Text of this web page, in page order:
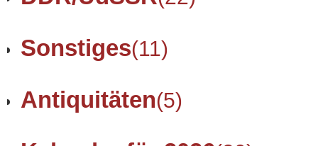
Sonstiges(11)
Antiquitäten(5)